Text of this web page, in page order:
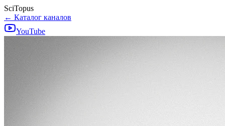
SciTopus
← Каталог каналов
YouTube